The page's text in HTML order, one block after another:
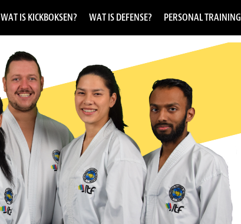
WAT IS KICKBOKSEN? WAT IS DEFENSE?
PERSONAL TRAINING